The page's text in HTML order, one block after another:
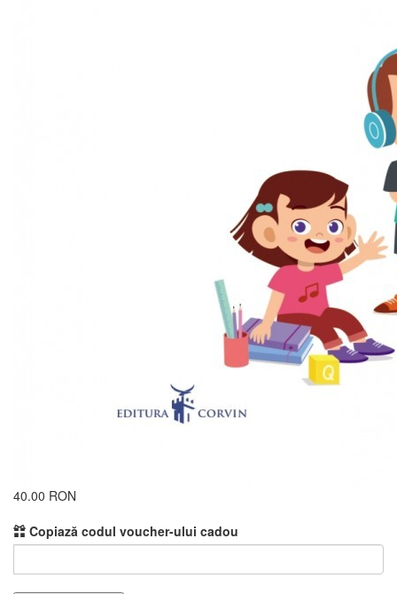
40.00 RON
Copiază codul voucher-ului cadou